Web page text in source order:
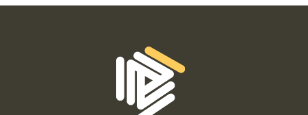
Informazioni di contatto e link